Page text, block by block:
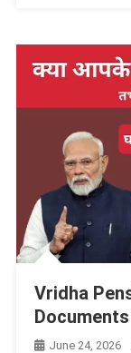
Vridha
Documents
June 24, 2026